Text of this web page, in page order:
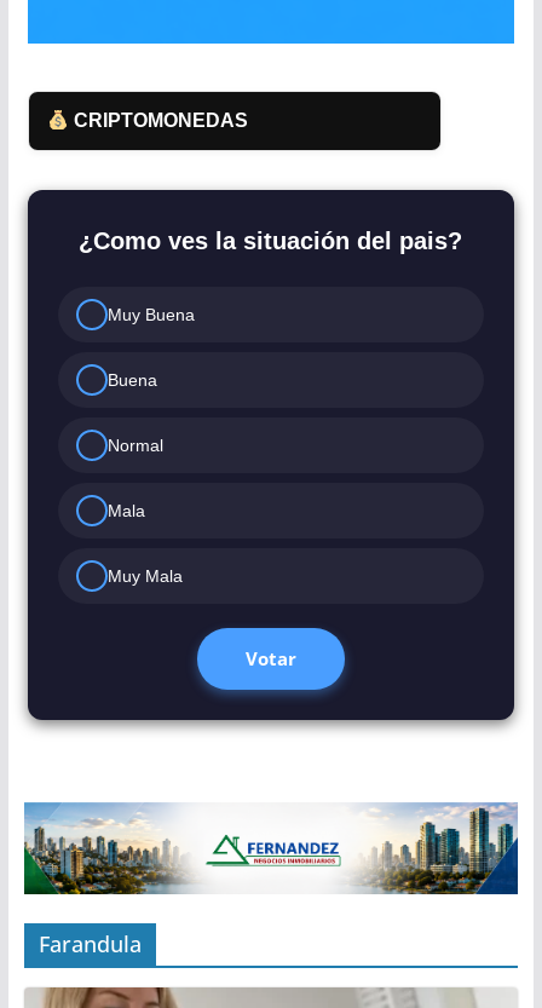
CRIPTOMONEDAS
¿Como ves la situación del pais?
Muy Buena
Buena
Normal
Mala
Muy Mala
Votar
Farandula